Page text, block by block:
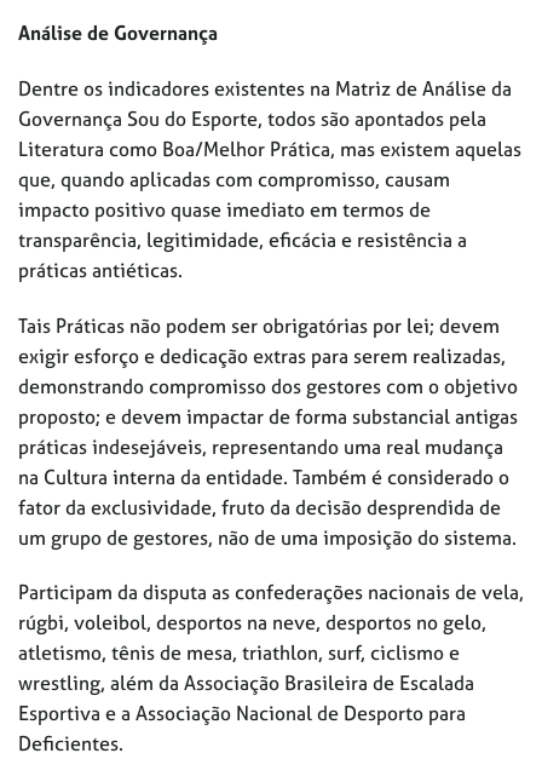
Análise de Governança
Dentre os indicadores existentes na Matriz de Análise da
Governança Sou do Esporte, todos são apontados pela
Literatura como Boa/Melhor Prática, mas existem aquelas
que, quando aplicadas com compromisso, causam
impacto positivo quase imediato em termos de
transparência, legitimidade, eficácia e resistência a
práticas antiéticas.
Tais Práticas não podem ser obrigatórias por lei; devem
exigir esforço e dedicação extras para serem realizadas,
demonstrando compromisso dos gestores com o objetivo
proposto; e devem impactar de forma substancial antigas
práticas indesejáveis, representando uma real mudança
na Cultura interna da entidade. Também é considerado o
fator da exclusividade, fruto da decisão desprendida de
um grupo de gestores, não de uma imposição do sistema.
Participam da disputa as confederações nacionais de vela,
rúgbi, voleibol, desportos na neve, desportos no gelo,
atletismo, tênis de mesa, triathlon, surf, ciclismo e
wrestling, além da Associação Brasileira de Escalada
Esportiva e a Associação Nacional de Desporto para
Deficientes.